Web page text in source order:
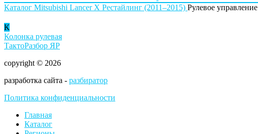
Каталог Mitsubishi Lancer X Рестайлинг (2011–2015) Рулевое управление
К
Колонка рулевая
ТактоРазбор ЯР
copyright © 2026
разработка сайта - разбиратор
Политика конфиденциальности
Главная
Каталог